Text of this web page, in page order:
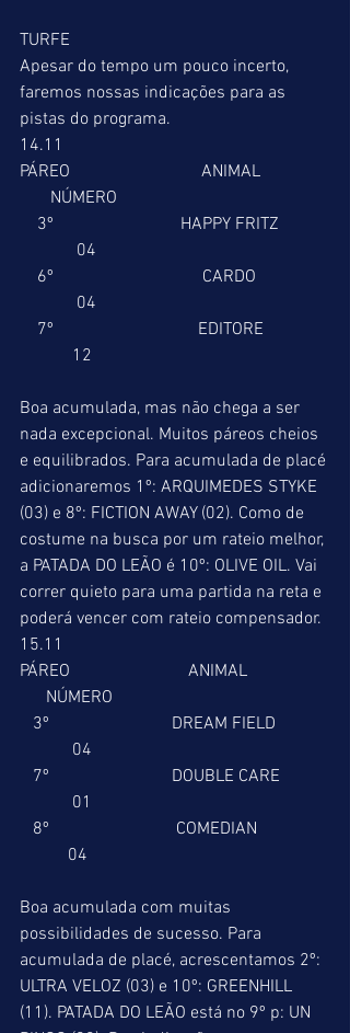
TURFE
Apesar do tempo um pouco incerto,
faremos nossas indicações para as
pistas do programa.
14.11
PÁREO                              ANIMAL
       NÚMERO
             04
             04
            12
Boa acumulada, mas não chega a ser
nada excepcional. Muitos páreos cheios
e equilibrados. Para acumulada de placé
adicionaremos 1º: ARQUIMEDES STYKE
(03) e 8º: FICTION AWAY (02). Como de
costume na busca por um rateio melhor,
a PATADA DO LEÃO é 10º: OLIVE OIL. Vai
correr quieto para uma partida na reta e
poderá vencer com rateio compensador.
15.11
PÁREO                           ANIMAL
      NÚMERO
            04
            01
           04
Boa acumulada com muitas
possibilidades de sucesso. Para
acumulada de placé, acrescentamos 2º:
ULTRA VELOZ (03) e 10º: GREENHILL
(11). PATADA DO LEÃO está no 9º p: UN